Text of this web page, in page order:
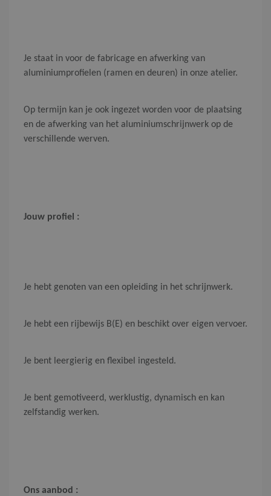
Je staat in voor de fabricage en afwerking van
aluminiumprofielen (ramen en deuren) in onze atelier.
Op termijn kan je ook ingezet worden voor de plaatsing
en de afwerking van het aluminiumschrijnwerk op de
verschillende werven.
Jouw profiel :
Je hebt genoten van een opleiding in het schrijnwerk.
Je hebt een rijbewijs B(E) en beschikt over eigen vervoer.
Je bent leergierig en flexibel ingesteld.
Je bent gemotiveerd, werklustig, dynamisch en kan
zelfstandig werken.
Ons aanbod :